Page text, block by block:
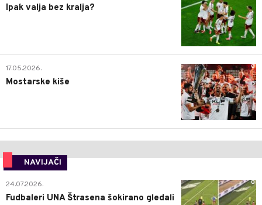
Ipak valja bez kralja?
0
17.05.2026.
Mostarske kiše
NAVIJAČI
0
24.07.2026.
Fudbaleri UNA Štrasena šokirano gledali